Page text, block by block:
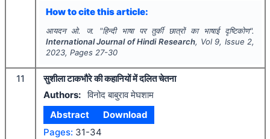
How to cite this article:
आयदन ओ. ज. "हिन्दी भाषा पर तुर्की छात्रों का भाषाई दृष्टिकोण".
International Journal of Hindi Research, Vol 9, Issue 2,
2023, Pages 27-30
11
सुशीला टाकभौरे की कहानियों में दलित चेतना
Authors: विनोद बाबुराव मेघशाम
Abstract
Download
Pages: 31-34